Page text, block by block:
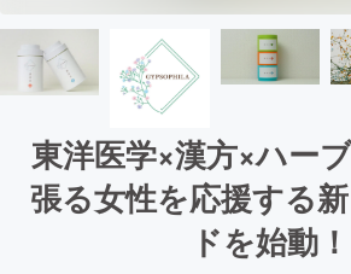
東洋医学×漢方×ハー
張る女性を応援する
ドを始動！